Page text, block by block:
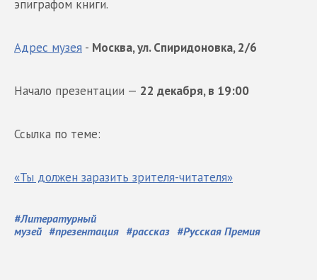
эпиграфом книги.
Адрес музея - Москва, ул. Спиридоновка, 2/6
Начало презентации — 22 декабря, в 19:00
Ссылка по теме:
«Ты должен заразить зрителя-читателя»
#Литературный
музей #презентация #рассказ #Русская Премия